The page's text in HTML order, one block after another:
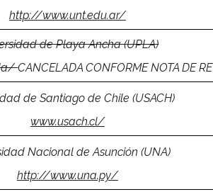
http://www.unt.edu.ar/
de Playa Ancha (UPLA)
CANCELADA CONFORME NOTA DE
de Santiago de Chile (USACH)
www.usach.cl/
Nacional de Asunción (UNA)
http://www.una.py/